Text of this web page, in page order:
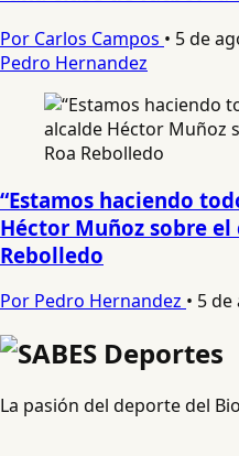
Por Carlos Campos • 5 de
Pedro Hernandez
“Estamos haciendo
Héctor Muñoz sobre el
Rebolledo
Por Pedro Hernandez • 5 de
La pasión del deporte del